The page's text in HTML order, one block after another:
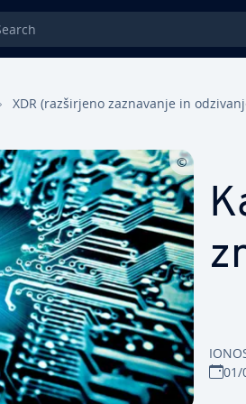
XDR (raz­šir­je­no za­zna­va­nje in
01/